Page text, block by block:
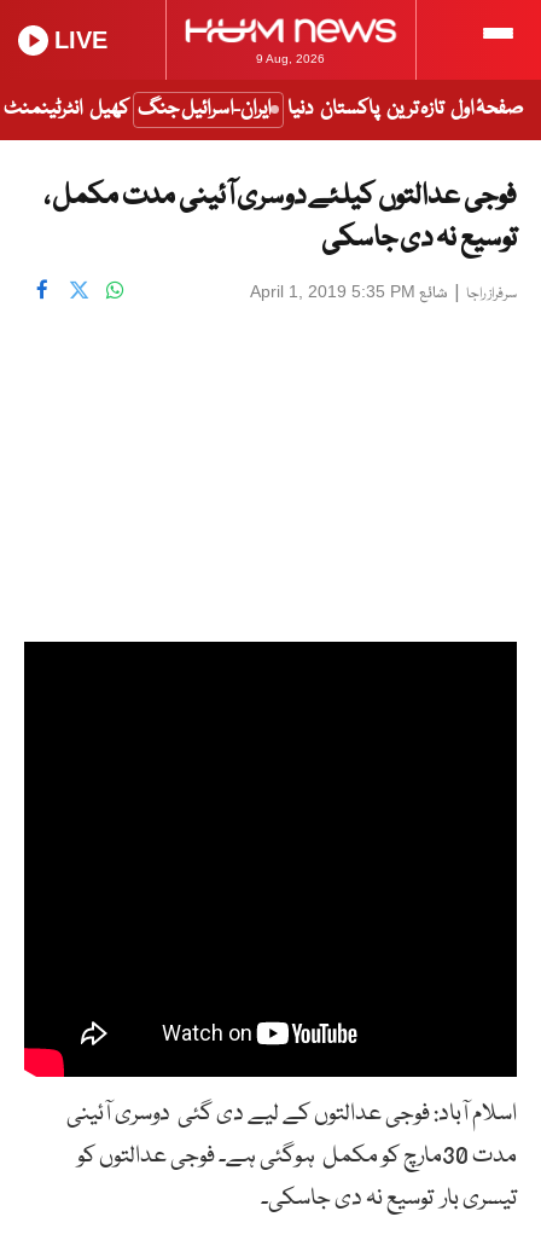
9 Aug, 2026
LIVE
صفحۂ اول تازہ ترین پاکستان دنیا ایران-اسرائیل جنگ کھیل انٹرٹینمنٹ
فوجی عدالتوں کیلئے دوسری آئینی مدت مکمل ،
توسیع نہ دی جاسکی
سرفراز راجا | شائع April 1, 2019 5:35 PM
اسلام آباد: فوجی عدالتوں کے لیے دی گئی دوسری آئینی
مدت 30مارچ کو مکمل ہوگئی ہے۔ فوجی عدالتوں کو
تیسری بار توسیع نہ دی جاسکی۔